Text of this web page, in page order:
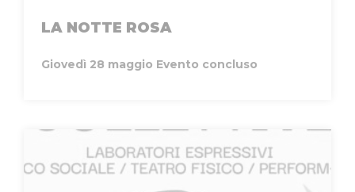
LA NOTTE ROSA
Giovedì 28 maggio Evento concluso